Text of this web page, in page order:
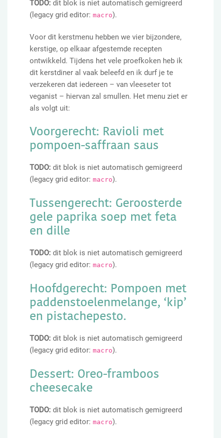
TODO: dit blok is niet automatisch gemigreerd
(legacy grid editor: macro).
Voor dit kerstmenu hebben we vier bijzondere,
kerstige, op elkaar afgestemde recepten
ontwikkeld. Tijdens het vele proefkoken heb ik
dit kerstdiner al vaak beleefd en ik durf je te
verzekeren dat iedereen – van vleeseter tot
veganist – hiervan zal smullen. Het menu ziet er
als volgt uit:
Voorgerecht: Ravioli met
pompoen-saffraan saus
TODO: dit blok is niet automatisch gemigreerd
(legacy grid editor: macro).
Tussengerecht: Geroosterde
gele paprika soep met feta
en dille
TODO: dit blok is niet automatisch gemigreerd
(legacy grid editor: macro).
Hoofdgerecht: Pompoen met
paddenstoelenmelange, ‘kip’
en pistachepesto.
TODO: dit blok is niet automatisch gemigreerd
(legacy grid editor: macro).
Dessert: Oreo-framboos
cheesecake
TODO: dit blok is niet automatisch gemigreerd
(legacy grid editor: macro).